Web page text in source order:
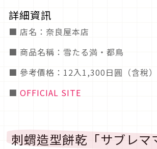
詳細資訊
■ 店名：奈良屋本店
■ 商品名稱：雪たる満・都鳥
■ 參考價格：12入1,300日圓（含稅）
■ OFFICIAL SITE
刺蝟造型餅乾「サブレマ